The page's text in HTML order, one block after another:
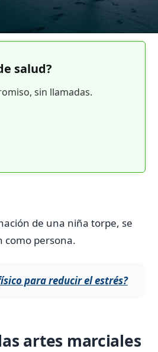
salud?
sin llamadas.
de una niña torpe, se
como persona.
para reducir el estrés?
artes marciales